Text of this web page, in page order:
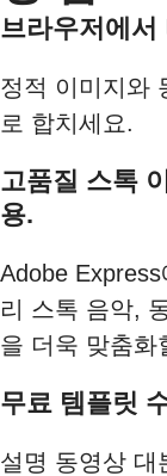
브라우저에서
정적 이미지와
로 합치세요.
고품질 스톡
용.
Adobe
리 스톡 음악,
을 더욱 맞춤화
무료 템플릿
설명 동영상 대